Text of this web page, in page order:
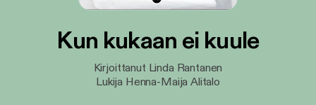
Kun kukaan ei kuule
Kirjoittanut Linda Rantanen
Lukija Henna-Maija Alitalo